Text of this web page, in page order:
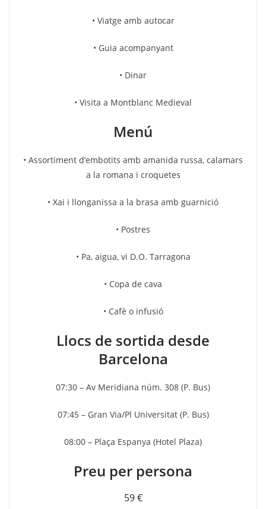
• Viatge amb autocar
• Guia acompanyant
• Dinar
• Visita a Montblanc Medieval
Menú
• Assortiment d’embotits amb amanida russa, calamars
a la romana i croquetes
• Xai i llonganissa a la brasa amb guarnició
• Postres
• Pa, aigua, vi D.O. Tarragona
• Copa de cava
• Cafè o infusió
Llocs de sortida desde
Barcelona
07:30 – Av Meridiana núm. 308 (P. Bus)
07:45 – Gran Via/Pl Universitat (P. Bus)
08:00 – Plaça Espanya (Hotel Plaza)
Preu per persona
59 €